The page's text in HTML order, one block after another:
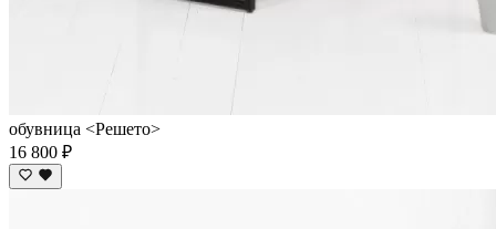
обувница <Решето>
16 800 ₽